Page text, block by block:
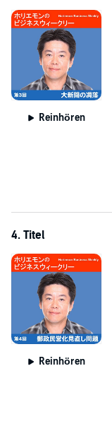
Reinhören
4. Titel
Reinhören